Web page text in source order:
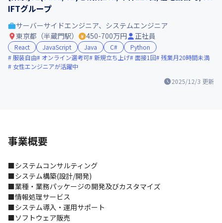
IFTグループ
2025/12/3 更新
サーバーサイドエンジニア、システムエンジニア
東京都（半蔵門駅）
450-700万円 正社員
React JavaScript Java C#
Python
服装自由
オンライン選考可 新規立ち上げ 面接1回
残業月20時間未満
女性エンジニアが活躍中
事業概要
■システムコンサルティング
■システム構築(設計/開発)
■業種・業務パッケージの開発及びカスタマイズ
■情報処理サービス
■システム導入・運用サポート
■ソフトウェア販売